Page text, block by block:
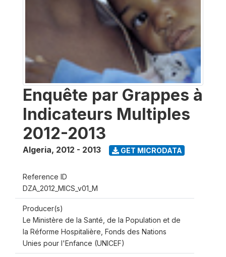
Enquête par Grappes à
Indicateurs Multiples
2012-2013
Algeria, 2012 - 2013 GET MICRODATA
Reference ID
DZA_2012_MICS_v01_M
Producer(s)
Le Ministère de la Santé, de la Population et de
la Réforme Hospitalière, Fonds des Nations
Unies pour l'Enfance (UNICEF)